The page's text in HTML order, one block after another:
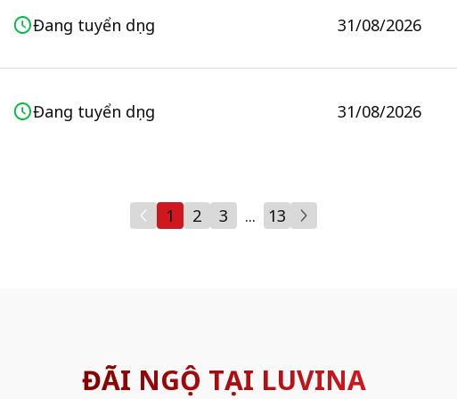
Đang tuyển dụng 31/08/2026
Đang tuyển dụng 31/08/2026
1 2 3 ... 13
ĐÃI NGỘ TẠI LUVINA